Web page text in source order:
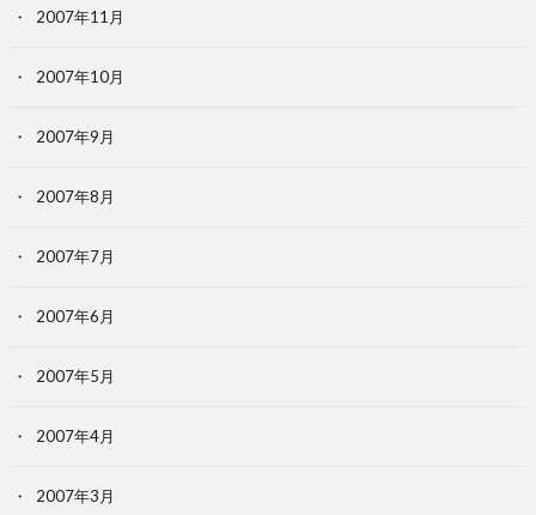
2007年11月
2007年10月
2007年9月
2007年8月
2007年7月
2007年6月
2007年5月
2007年4月
2007年3月